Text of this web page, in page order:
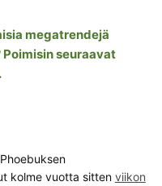
megatrendejä
seuraavat
kolme vuotta sitten viikon